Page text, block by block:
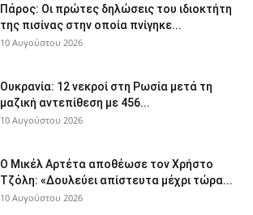
Πάρος: Οι πρώτες δηλώσεις του ιδιοκτήτη
της πισίνας στην οποία πνίγηκε...
10 Αυγούστου 2026
Ουκρανία: 12 νεκροί στη Ρωσία μετά τη
μαζική αντεπίθεση με 456...
10 Αυγούστου 2026
Ο Μικέλ Αρτέτα αποθέωσε τον Χρήστο
Τζόλη: «Δουλεύει απίστευτα μέχρι τώρα...
10 Αυγούστου 2026